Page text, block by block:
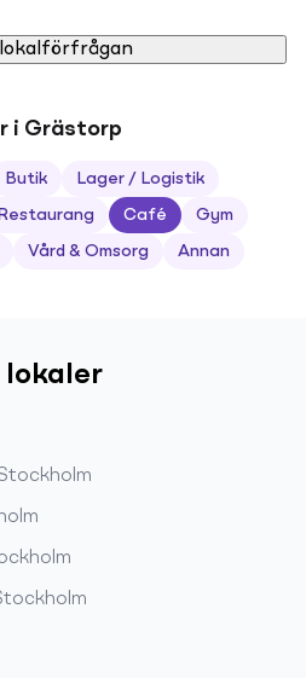
i Grästorp
Butik Lager / Logistik
Restaurang Café Gym
Vård & Omsorg Annan
lokaler